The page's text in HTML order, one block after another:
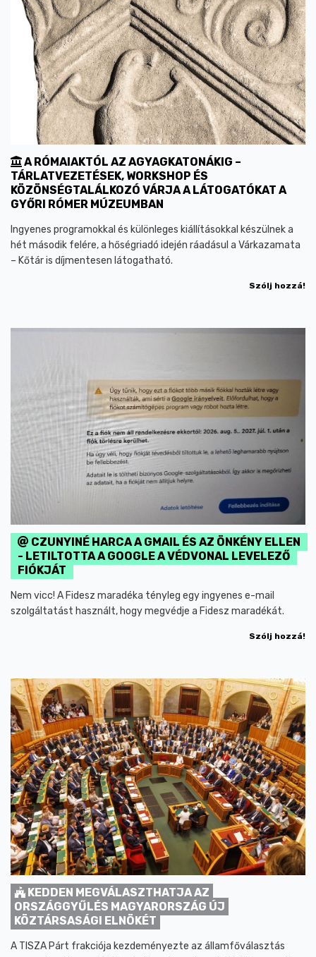
A RÓMAIAKTÓL AZ AGYAGKATONÁKIG –
TÁRLATVEZETÉSEK, WORKSHOP ÉS
KÖZÖNSÉGTALÁLKOZÓ VÁRJA A LÁTOGATÓKAT A
GYŐRI RÓMER MÚZEUMBAN
Ingyenes programokkal és különleges kiállításokkal készülnek a
hét második felére, a hőségriadó idején ráadásul a Várkazamata
– Kőtár is díjmentesen látogatható.
Szólj hozzá!
CZUNYINÉ HARCA A GMAIL ÉS AZ ÖNKÉNY ELLEN
- LETILTOTTA A GOOGLE A VÉDVONAL LEVELEZŐ
FIÓKJÁT
Nem vicc! A Fidesz maradéka tényleg egy ingyenes e-mail
szolgáltatást használt, hogy megvédje a Fidesz maradékát.
Szólj hozzá!
KEDDEN MEGVÁLASZTHATJA AZ
ORSZÁGGYŰLÉS MAGYARORSZÁG ÚJ
KÖZTÁRSASÁGI ELNÖKÉT
A TISZA Párt frakciója kezdeményezte az államfőválasztás